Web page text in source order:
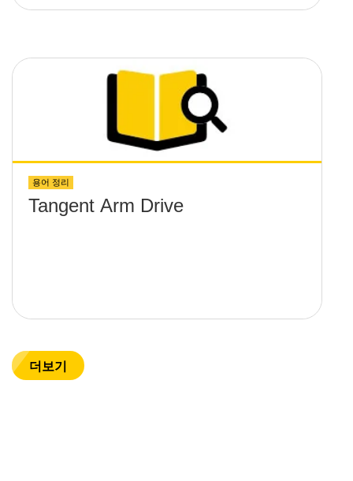
용어 정리
Tangent Arm Drive
더보기